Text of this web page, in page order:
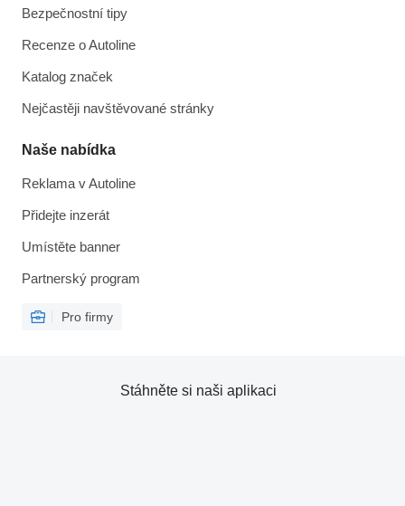
Bezpečnostní tipy
Recenze o Autoline
Katalog značek
Nejčastěji navštěvované stránky
Naše nabídka
Reklama v Autoline
Přidejte inzerát
Umístěte banner
Partnerský program
Pro firmy
Stáhněte si naši aplikaci